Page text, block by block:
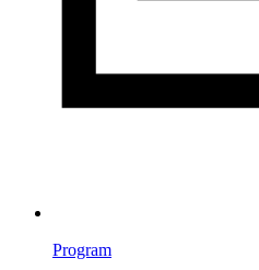
Program